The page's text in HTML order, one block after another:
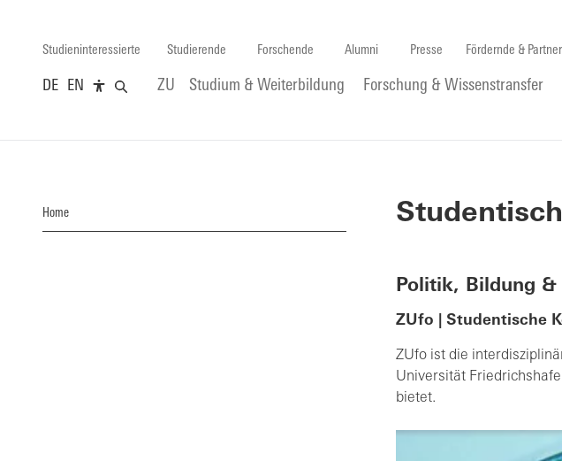
Studieninteressierte Studierende Forschende Alumni Presse Fördernde & Partner
DE EN ZU Studium & Weiterbildung Forschung & Wissenstransfer
Home
Politik, Bildung &
ZUfo | Studentische
ZUfo ist die
Universität
bietet.